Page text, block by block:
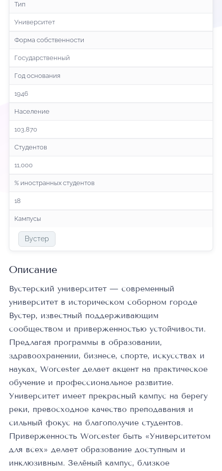
Тип
Университет
Форма собственности
Государственный
Год основания
1946
Население
103,870
Студентов
11,000
% иностранных студентов
18
Кампусы
Вустер
Описание
Вустерский университет — современный
университет в историческом соборном городе
Вустер, известный поддерживающим
сообществом и приверженностью устойчивости.
Предлагая программы в образовании,
здравоохранении, бизнесе, спорте, искусствах и
науках, Worcester делает акцент на практическое
обучение и профессиональное развитие.
Университет имеет прекрасный кампус на берегу
реки, превосходное качество преподавания и
сильный фокус на благополучие студентов.
Приверженность Worcester быть «Университетом
для всех» делает образование доступным и
инклюзивным. Зелёный кампус, близкое